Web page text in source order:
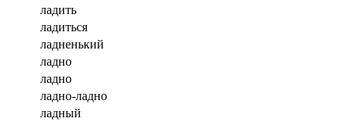
ладить
ладиться
ладненький
ладно
ладно
ладно-ладно
ладный